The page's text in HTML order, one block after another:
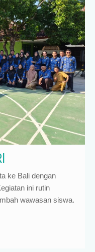
ke Bali dengan
ini rutin
wawasan siswa.